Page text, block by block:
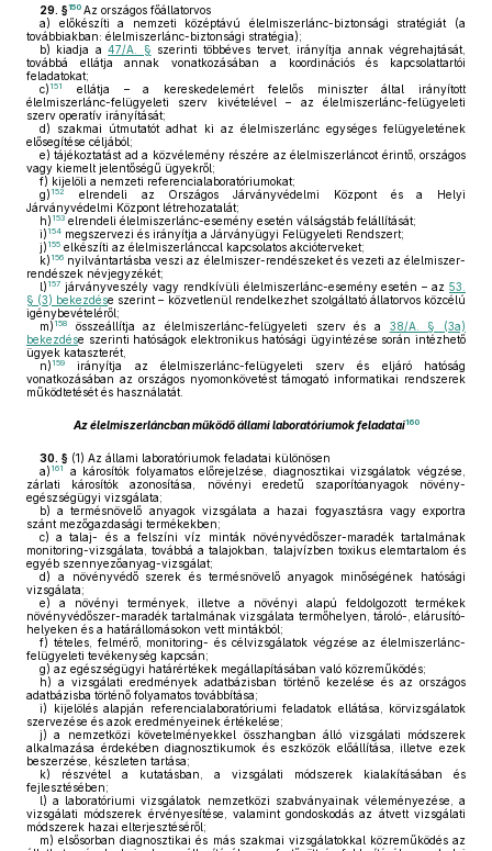
29. §150 Az országos főállatorvos
a) előkészíti a nemzeti középtávú élelmiszerlánc-biztonsági stratégiát (a
továbbiakban: élelmiszerlánc-biztonsági stratégia);
b) kiadja a47/A. § szerinti többéves tervet, irányítja annak végrehajtását,
továbbá ellátja annak vonatkozásában a koordinációs és kapcsolattartói
feladatokat;
c) 151
ellátja – a kereskedelemért felelős miniszter által irányított
élelmiszerlánc-felügyeleti szerv kivételével – az élelmiszerlánc-felügyeleti
szerv operatív irányítását;
d) szakmai útmutatót adhat ki az élelmiszerlánc egységes felügyeletének
elősegítése céljából;
e) tájékoztatást ad a közvélemény részére az élelmiszerláncot érintő, országos
vagy kiemelt jelentőségű ügyekről;
f) kijelöli a nemzeti referencialaboratóriumokat;
g) 152
elrendeli az Országos Járványvédelmi Központ és a Helyi
Járványvédelmi Központ létrehozatalát;
h) 153 elrendeli élelmiszerlánc-esemény esetén válságstáb felállítását;
i) 154 megszervezi és irányítja a Járványügyi Felügyeleti Rendszert;
j) 155 elkészíti az élelmiszerlánccal kapcsolatos akcióterveket;
k) 156 nyilvántartásba veszi az élelmiszer-rendészeket és vezeti az élelmiszer-
rendészek névjegyzékét;
l) 157 járványveszély vagy rendkívüli élelmiszerlánc-esemény esetén – az 53.
§ (3) bekezdése szerint – közvetlenül rendelkezhet szolgáltató állatorvos közcélú
igénybevételéről;
m) 158 összeállítja az élelmiszerlánc-felügyeleti szerv és a 38/A. § (3a)
bekezdése szerinti hatóságok elektronikus hatósági ügyintézése során intézhető
ügyek kataszterét,
n) 159
irányítja az élelmiszerlánc-felügyeleti szerv és eljáró hatóság
vonatkozásában az országos nyomonkövetést támogató informatikai rendszerek
működtetését és használatát.
Az élelmiszerláncban működő állami laboratóriumok feladatai160
30. § (1) Az állami laboratóriumok feladatai különösen
a) 161
a károsítók folyamatos előrejelzése, diagnosztikai vizsgálatok végzése,
zárlati károsítók azonosítása, növényi eredetű szaporítóanyagok növény-
egészségügyi vizsgálata;
b) a termésnövelő anyagok vizsgálata a hazai fogyasztásra vagy exportra
szánt mezőgazdasági termékekben;
c) a talaj- és a felszíni víz minták növényvédőszer-maradék tartalmának
monitoring-vizsgálata, továbbá a talajokban, talajvízben toxikus elemtartalom és
egyéb szennyezőanyag-vizsgálat;
d) a növényvédő szerek és termésnövelő anyagok minőségének hatósági
vizsgálata;
e) a növényi termények, illetve a növényi alapú feldolgozott termékek
növényvédőszer-maradék tartalmának vizsgálata termőhelyen, tároló-, elárusító-
helyeken és a határállomásokon vett mintákból;
f) tételes, felmérő, monitoring- és célvizsgálatok végzése az élelmiszerlánc-
felügyeleti tevékenység kapcsán;
g) az egészségügyi határértékek megállapításában való közreműködés;
h) a vizsgálati eredmények adatbázisban történő kezelése és az országos
adatbázisba történő folyamatos továbbítása;
i) kijelölés alapján referencialaboratóriumi feladatok ellátása, körvizsgálatok
szervezése és azok eredményeinek értékelése;
j) a nemzetközi követelményekkel összhangban álló vizsgálati módszerek
alkalmazása érdekében diagnosztikumok és eszközök előállítása, illetve ezek
beszerzése, készleten tartása;
k) részvétel a kutatásban, a vizsgálati módszerek kialakításában és
fejlesztésében;
l) a laboratóriumi vizsgálatok nemzetközi szabványainak véleményezése, a
vizsgálati módszerek érvényesítése, valamint gondoskodás az átvett vizsgálati
módszerek hazai elterjesztéséről;
m) elsősorban diagnosztikai és más szakmai vizsgálatokkal közreműködés az